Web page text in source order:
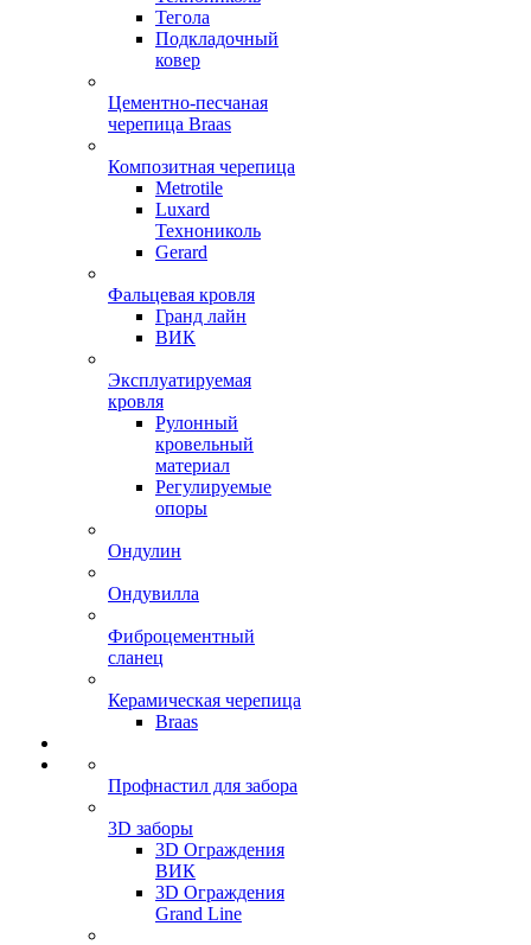
Тегола
Подкладочный
ковер
Цементно-песчаная
черепица Braas
Композитная черепица
Metrotile
Luxard
Технониколь
Gerard
Фальцевая кровля
Гранд лайн
ВИК
Эксплуатируемая
кровля
Рулонный
кровельный
материал
Регулируемые
опоры
Ондулин
Ондувилла
Фиброцементный
сланец
Керамическая черепица
Braas
Профнастил для забора
3D заборы
3D Ограждения
ВИК
3D Ограждения
Grand Line